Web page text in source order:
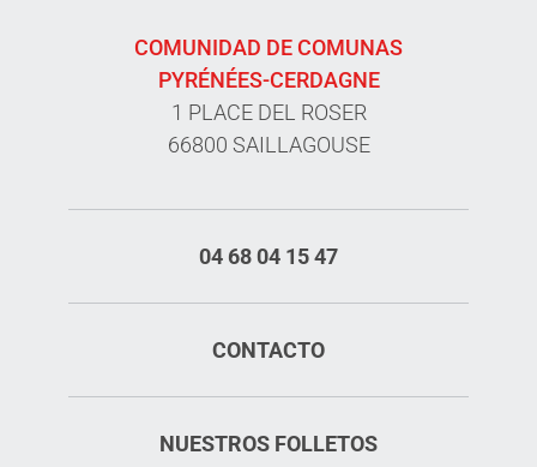
COMUNIDAD DE COMUNAS
PYRÉNÉES-CERDAGNE
1 PLACE DEL ROSER
66800 SAILLAGOUSE
04 68 04 15 47
CONTACTO
NUESTROS FOLLETOS